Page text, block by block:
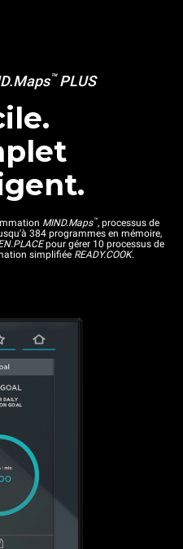
™PLUS
MIND.Maps™, processus de
384 programmes en mémoire,
pour gérer 10 processus de
simplifiée READY.COOK.